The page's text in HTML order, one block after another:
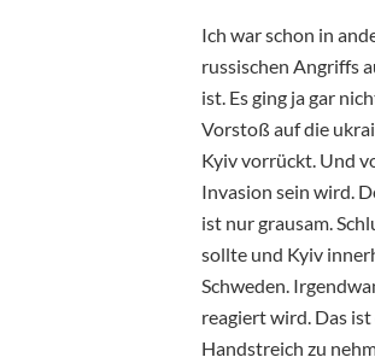
Ich war schon in
russischen Angriffs
ist. Es ging ja gar
Vorstoß auf die
Kyiv vorrückt. Und
Invasion sein wird.
ist nur grausam.
sollte und Kyiv
Schweden.
reagiert wird. Das
Handstreich zu